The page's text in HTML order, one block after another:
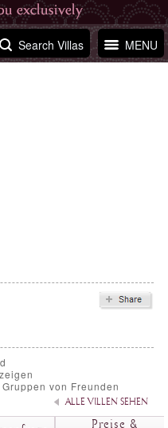
MENU
Search Villas
von Freunden
ALLE VILLEN SEHEN
Preise &